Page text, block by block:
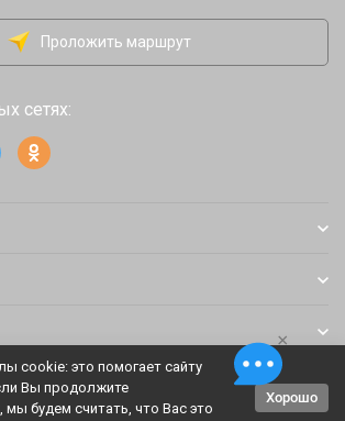
Проложить маршрут
сетях:
данных
cookie: это помогает сайту
Вы продолжите
мы будем считать, что Вас это
Хорошо
×